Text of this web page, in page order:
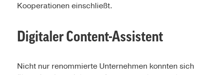
Kooperationen einschließt.
Digitaler Content-Assistent
Nicht nur renommierte Unternehmen konnten sich